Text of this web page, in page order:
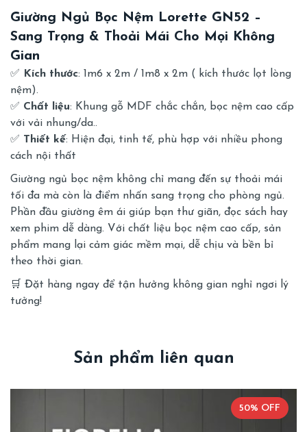
Giường Ngủ Bọc Nệm Lorette GN52 –
Sang Trọng & Thoải Mái Cho Mọi Không
Gian
✅ Kích thước: 1m6 x 2m / 1m8 x 2m ( kích thước lọt lòng
nệm).
✅ Chất liệu: Khung gỗ MDF chắc chắn, bọc nệm cao cấp
với vải nhung/da..
✅ Thiết kế: Hiện đại, tinh tế, phù hợp với nhiều phong
cách nội thất
Giường ngủ bọc nệm không chỉ mang đến sự thoải mái
tối đa mà còn là điểm nhấn sang trọng cho phòng ngủ.
Phần đầu giường êm ái giúp bạn thư giãn, đọc sách hay
xem phim dễ dàng. Với chất liệu bọc nệm cao cấp, sản
phẩm mang lại cảm giác mềm mại, dễ chịu và bền bỉ
theo thời gian.
🛒 Đặt hàng ngay để tận hưởng không gian nghỉ ngơi lý
tưởng!
Sản phẩm liên quan
50% OFF